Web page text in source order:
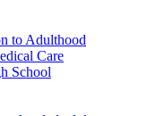
to Adulthood
Care
School